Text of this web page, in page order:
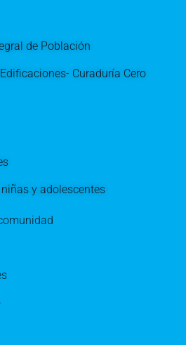
de Población
Curaduría Cero
y adolescentes